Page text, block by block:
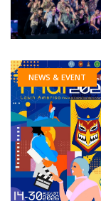
NEWS & EVENT